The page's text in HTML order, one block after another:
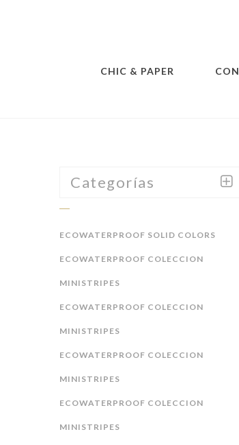
CHIC & PAPER
Categorías
ECOWATERPROOF SOLID COLORS
ECOWATERPROOF COLECCION
MINISTRIPES
ECOWATERPROOF COLECCION
MINISTRIPES
ECOWATERPROOF COLECCION
MINISTRIPES
ECOWATERPROOF COLECCION
MINISTRIPES